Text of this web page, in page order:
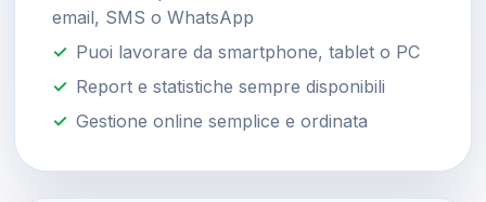
email, SMS o WhatsApp
Puoi lavorare da smartphone, tablet o PC
Report e statistiche sempre disponibili
Gestione online semplice e ordinata